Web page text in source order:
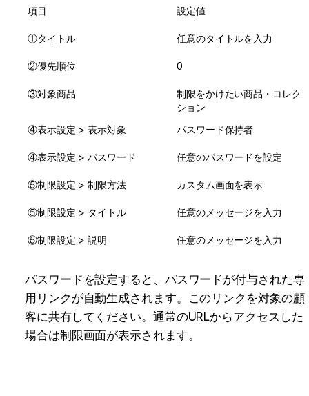
項目 設定値
①タイトル 任意のタイトルを入力
②優先順位 0
③対象商品
制限をかけたい商品・コレク
ション
④表示設定 > 表示対象
パスワード保持者
④表示設定 > パスワード 任意のパスワードを設定
⑤制限設定 > 制限方法 カスタム画面を表示
⑤制限設定 > タイトル 任意のメッセージを入力
⑤制限設定 > 説明 任意のメッセージを入力
パスワードを設定すると、パスワードが付与された専
用リンクが自動生成されます。このリンクを対象の顧
客に共有してください。通常のURLからアクセスした
場合は制限画面が表示されます。